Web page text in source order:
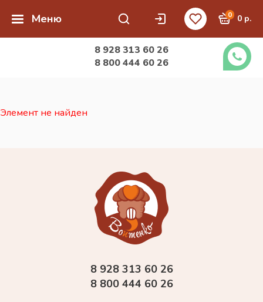
Меню 0 0 р.
8 928 313 60 26
8 800 444 60 26
Элемент не найден
8 928 313 60 26
8 800 444 60 26